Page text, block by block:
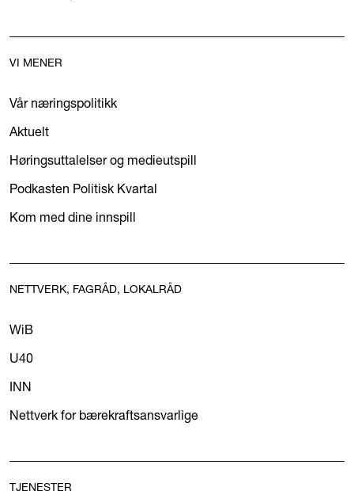
VI MENER
Vår næringspolitikk
Aktuelt
Høringsuttalelser og medieutspill
Podkasten Politisk Kvartal
Kom med dine innspill
NETTVERK, FAGRÅD, LOKALRÅD
WiB
U40
INN
Nettverk for bærekraftsansvarlige
TJENESTER